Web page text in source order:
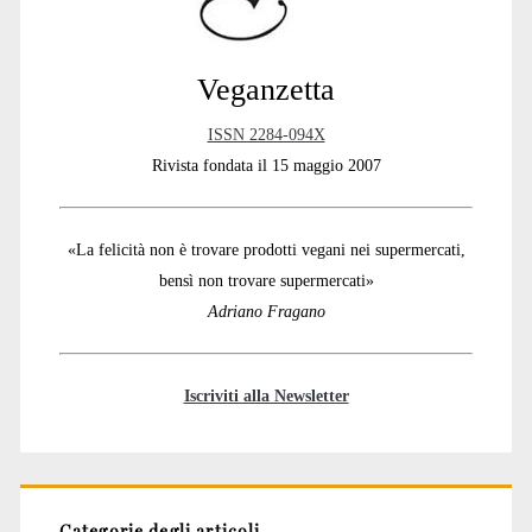
Veganzetta
ISSN 2284-094X
Rivista fondata il 15 maggio 2007
«La felicità non è trovare prodotti vegani nei supermercati,
bensì non trovare supermercati»
Adriano Fragano
Iscriviti alla Newsletter